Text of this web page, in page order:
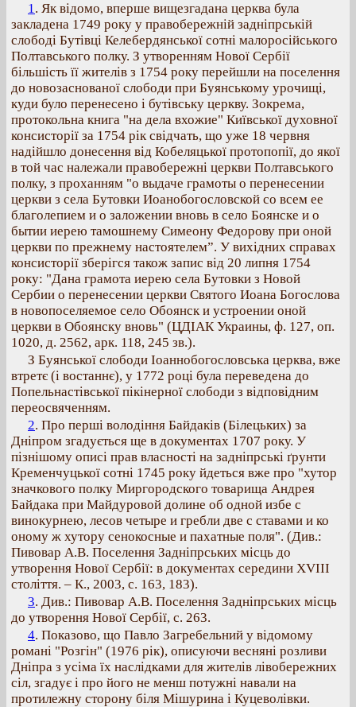
1. Як відомо, вперше вищезгадана церква була
закладена 1749 року у правобережній задніпрській
слободі Бутівці Келебердянської сотні малоросійського
Полтавського полку. З утворенням Нової Сербії
більшість її жителів з 1754 року перейшли на поселення
до новозаснованої слободи при Буянському урочищі,
куди було перенесено і бутівську церкву. Зокрема,
протокольна книга "на дела вхожие" Київської духовної
консисторії за 1754 рік свідчать, що уже 18 червня
надійшло донесення від Кобеляцької протопопії, до якої
в той час належали правобережні церкви Полтавського
полку, з проханням "о выдаче грамоты о перенесении
церкви з села Бутовки Иоанобогословской со всем ее
благолепием и о заложении вновь в село Боянске и о
бытии иерею тамошнему Симеону Федорову при оной
церкви по прежнему настоятелем”. У вихідних справах
консисторії зберігся також запис від 20 липня 1754
року: "Дана грамота иерею села Бутовки з Новой
Сербии о перенесении церкви Святого Иоана Богослова
в новопоселяемое село Обоянск и устроении оной
церкви в Обоянску вновь" (ЦДІАК Украины, ф. 127, оп.
1020, д. 2562, арк. 118, 245 зв.).
З Буянської слободи Іоаннобогословська церква, вже
втретє (і востаннє), у 1772 році була переведена до
Попельнастівської пікінерної слободи з відповідним
переосвяченням.
2. Про перші володіння Байдаків (Білецьких) за
Дніпром згадується ще в документах 1707 року. У
пізнішому описі прав власності на задніпрські ґрунти
Кременчуцької сотні 1745 року йдеться вже про "хутор
значкового полку Миргородского товарища Андрея
Байдака при Майдуровой долине об одной избе с
винокурнею, лесов четыре и гребли две с ставами и ко
оному ж хутору сенокосные и пахатные поля". (Див.:
Пивовар А.В. Поселення Задніпрських місць до
утворення Нової Сербії: в документах середини ХVІІІ
століття. – К., 2003, с. 163, 183).
3. Див.: Пивовар А.В. Поселення Задніпрських місць
до утворення Нової Сербії, с. 263.
4. Показово, що Павло Загребельний у відомому
романі "Розгін" (1976 рік), описуючи весняні розливи
Дніпра з усіма їх наслідками для жителів лівобережних
сіл, згадує і про його не менш потужні навали на
протилежну сторону біля Мішурина і Куцеволівки.